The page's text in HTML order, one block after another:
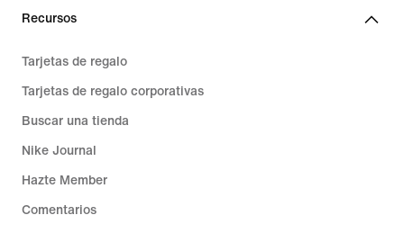
Recursos
Tarjetas de regalo
Tarjetas de regalo corporativas
Buscar una tienda
Nike Journal
Hazte Member
Comentarios